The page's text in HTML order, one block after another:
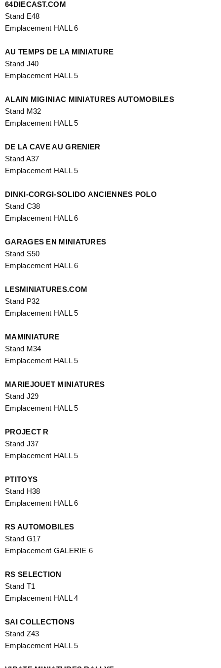
64DIECAST.COM
Stand E48
Emplacement HALL 6
AU TEMPS DE LA MINIATURE
Stand J40
Emplacement HALL 5
ALAIN MIGINIAC MINIATURES AUTOMOBILES
Stand M32
Emplacement HALL 5
DE LA CAVE AU GRENIER
Stand A37
Emplacement HALL 5
DINKI-CORGI-SOLIDO ANCIENNES POLO
Stand C38
Emplacement HALL 6
GARAGES EN MINIATURES
Stand S50
Emplacement HALL 6
LESMINIATURES.COM
Stand P32
Emplacement HALL 5
MAMINIATURE
Stand M34
Emplacement HALL 5
MARIEJOUET MINIATURES
Stand J29
Emplacement HALL 5
PROJECT R
Stand J37
Emplacement HALL 5
PTITOYS
Stand H38
Emplacement HALL 6
RS AUTOMOBILES
Stand G17
Emplacement GALERIE 6
RS SELECTION
Stand T1
Emplacement HALL 4
SAI COLLECTIONS
Stand Z43
Emplacement HALL 5